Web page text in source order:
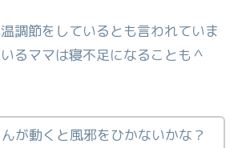
調節をしているとも言われていま
るママは寝不足になることも＾
が動くと風邪をひかないかな？